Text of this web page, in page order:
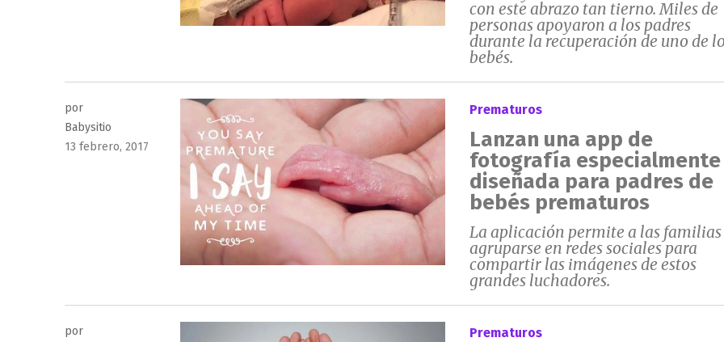
con este abrazo tan tierno. Miles de
personas apoyaron a los padres
durante la recuperación de uno de
bebés.
por
Babysitio
Publicado
13 febrero, 2017
Prematuros
Lanzan una app de
fotografía especialmente
diseñada para padres de
bebés prematuros
La aplicación permite a las familias
agruparse en redes sociales para
compartir las imágenes de estos
grandes luchadores.
por
Prematuros